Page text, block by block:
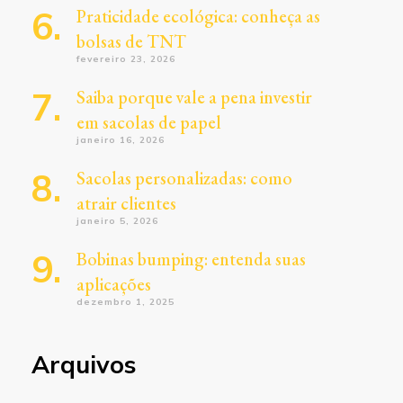
Praticidade ecológica: conheça as
bolsas de TNT
fevereiro 23, 2026
Saiba porque vale a pena investir
em sacolas de papel
janeiro 16, 2026
Sacolas personalizadas: como
atrair clientes
janeiro 5, 2026
Bobinas bumping: entenda suas
aplicações
dezembro 1, 2025
Arquivos